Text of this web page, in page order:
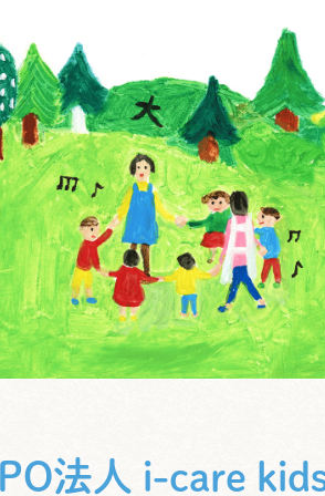
法人 i-care